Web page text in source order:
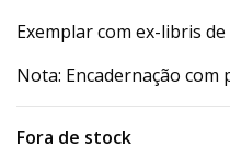
Exemplar com ex-libris de
Nota: Encadernação com
Fora de stock